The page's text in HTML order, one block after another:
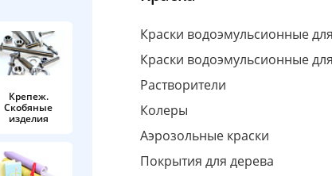
Крепеж.
Скобяные
изделия
Краски водоэмульсионные
Краски водоэмульсионные
Растворители
Колеры
Аэрозольные краски
Покрытия для дерева
Для клиентов всех банков
Разбейтеоплату
на части
График платежей